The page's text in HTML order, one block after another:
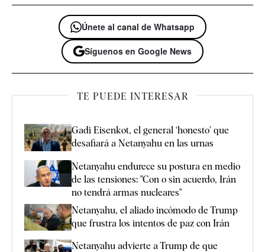
Únete al canal de Whatsapp
Síguenos en Google News
TE PUEDE INTERESAR
Gadi Eisenkot, el general ‘honesto’ que
desafiará a Netanyahu en las urnas
Netanyahu endurece su postura en medio
de las tensiones: "Con o sin acuerdo, Irán
no tendrá armas nucleares"
Netanyahu, el aliado incómodo de Trump
que frustra los intentos de paz con Irán
Netanyahu advierte a Trump de que